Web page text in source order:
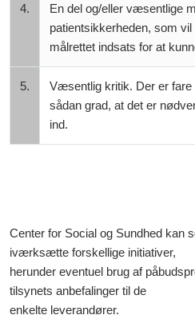
4.
En del og/eller væsentlige
patientsikkerheden, som
målrettet indsats for at
5.
Væsentlig kritik. Der er fare
sådan grad, at det er
ind.
Center for Social og Sundhed kan
iværksætte forskellige initiativer,
herunder eventuel brug af
tilsynets anbefalinger til de
enkelte leverandører.